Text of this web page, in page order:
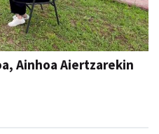
Ainhoa Aiertzarekin